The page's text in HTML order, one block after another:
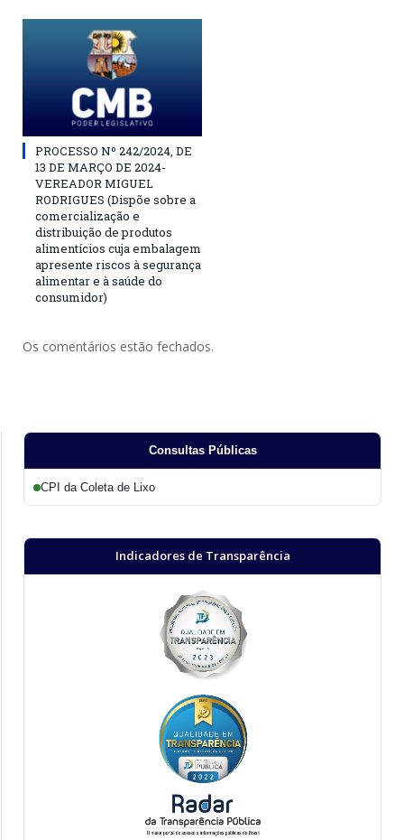
PROCESSO Nº 242/2024, DE
13 DE MARÇO DE 2024-
VEREADOR MIGUEL
RODRIGUES (Dispõe sobre a
comercialização e
distribuição de produtos
alimentícios cuja embalagem
apresente riscos à segurança
alimentar e à saúde do
consumidor)
Os comentários estão fechados.
Consultas Públicas
CPI da Coleta de Lixo
Indicadores de Transparência